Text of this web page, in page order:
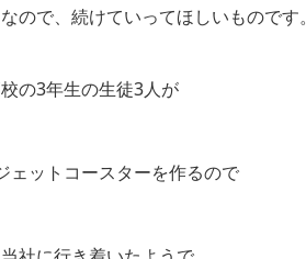
ので、続けていってほしいものです。
の3年生の生徒3人が
ェットコースターを作るので